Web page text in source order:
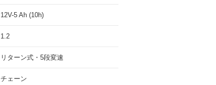
12V-5 Ah (10h)
1.2
リターン式・5段変速
チェーン